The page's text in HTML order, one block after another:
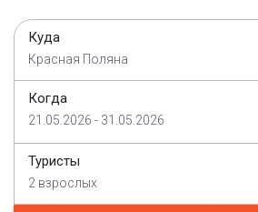
Куда
Красная Поляна
Когда
21.05.2026 - 31.05.2026
Туристы
2 взрослых